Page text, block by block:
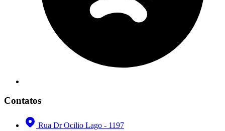
Contatos
Rua Dr Ocilio Lago - 1197